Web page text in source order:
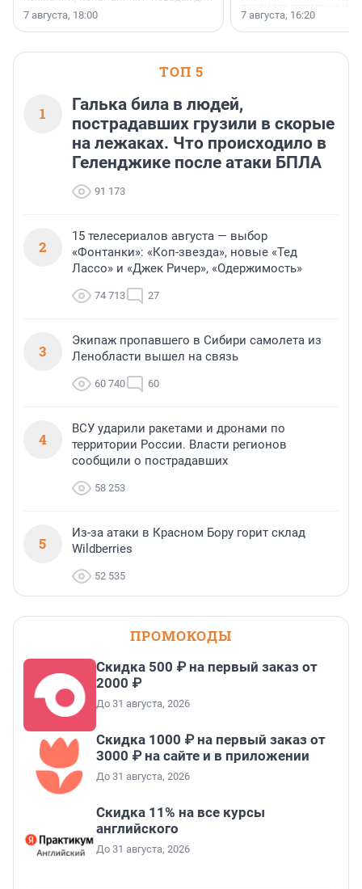
осторожного оптимизма.
7 августа, 18:00
поменялась роль
7 августа, 16:20
ТОП 5
1
Галька била в людей,
пострадавших грузили в скорые
на лежаках. Что происходило в
Геленджике после атаки БПЛА
91 173
2
15 телесериалов августа — выбор
«Фонтанки»: «Коп-звезда», новые «Тед
Лассо» и «Джек Ричер», «Одержимость»
74 713 27
3
Экипаж пропавшего в Сибири самолета из
Ленобласти вышел на связь
60 740 60
4
ВСУ ударили ракетами и дронами по
территории России. Власти регионов
сообщили о пострадавших
58 253
5
Из-за атаки в Красном Бору горит склад
Wildberries
52 535
ПРОМОКОДЫ
Скидка 500 ₽ на первый заказ от
2000 ₽
До 31 августа, 2026
Скидка 1000 ₽ на первый заказ от
3000 ₽ на сайте и в приложении
До 31 августа, 2026
Скидка 11% на все курсы
английского
До 31 августа, 2026